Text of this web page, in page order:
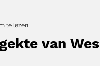
van Wes
te lezen